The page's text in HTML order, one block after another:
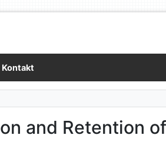
Kontakt
and Retention